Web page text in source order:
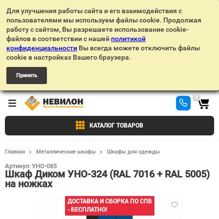
Для улучшения работы сайта и его взаимодействия с
пользователями мы используем файлы cookie. Продолжая
работу с сайтом, Вы разрешаете использование cookie-
файлов в соответствии с нашей политикой
конфиденциальности Вы всегда можете отключить файлы
cookie в настройках Вашего браузера.
Принять
КАТАЛОГ ТОВАРОВ
0
Главная Металлические шкафы Шкафы для одежды
Шкаф Диком УНО-324 (RAL 7016 + RAL 5005)
на ножках
Артикул: УНО-085
ДОСТАВКА И СБОРКА ПО СПБ
- БЕСПЛАТНО!
Добавить